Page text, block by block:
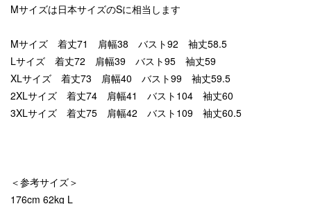
Mサイズは日本サイズのSに相当します
Mサイズ 着丈71 肩幅38 バスト92 袖丈58.5
Lサイズ 着丈72 肩幅39 バスト95 袖丈59
XLサイズ 着丈73 肩幅40 バスト99 袖丈59.5
2XLサイズ 着丈74 肩幅41 バスト104 袖丈60
3XLサイズ 着丈75 肩幅42 バスト109 袖丈60.5
＜参考サイズ＞
176cm 62kg L